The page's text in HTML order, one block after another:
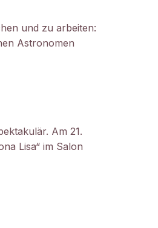
und zu arbeiten:
Astronomen
Am 21.
Lisa“ im Salon